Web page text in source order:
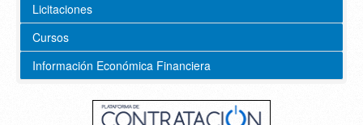
Licitaciones
Cursos
Información Económica Financiera